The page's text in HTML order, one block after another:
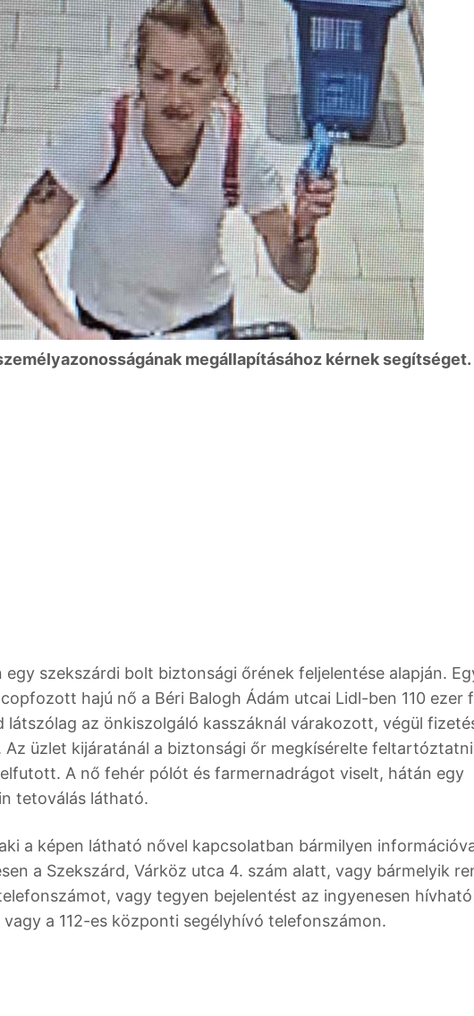
megállapításához kérnek segítséget.
egy szekszárdi bolt biztonsági őrének feljelentése alapján.
hajú nő a Béri Balogh Ádám utcai Lidl-ben 110 ezer
az önkiszolgáló kasszáknál várakozott, végül
üzlet kijáratánál a biztonsági őr megkísérelte
A nő fehér pólót és farmernadrágot viselt, hátán egy
tetoválás látható.
a képen látható nővel kapcsolatban bármilyen
a Szekszárd, Várköz utca 4. szám alatt, vagy bármelyik
vagy tegyen bejelentést az ingyenesen
vagy a 112-es központi segélyhívó telefonszámon.